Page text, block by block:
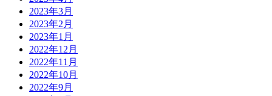
2023年3月
2023年2月
2023年1月
2022年12月
2022年11月
2022年10月
2022年9月